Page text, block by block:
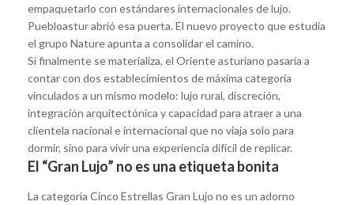
empaquetarlo con estándares internacionales de lujo.
Puebloastur abrió esa puerta. El nuevo proyecto que estudia
el grupo Nature apunta a consolidar el camino.
Si finalmente se materializa, el Oriente asturiano pasaría a
contar con dos establecimientos de máxima categoría
vinculados a un mismo modelo: lujo rural, discreción,
integración arquitectónica y capacidad para atraer a una
clientela nacional e internacional que no viaja solo para
dormir, sino para vivir una experiencia difícil de replicar.
El “Gran Lujo” no es una etiqueta bonita
La categoría Cinco Estrellas Gran Lujo no es un adorno